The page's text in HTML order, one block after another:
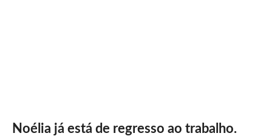
Noélia já está de regresso ao trabalho.